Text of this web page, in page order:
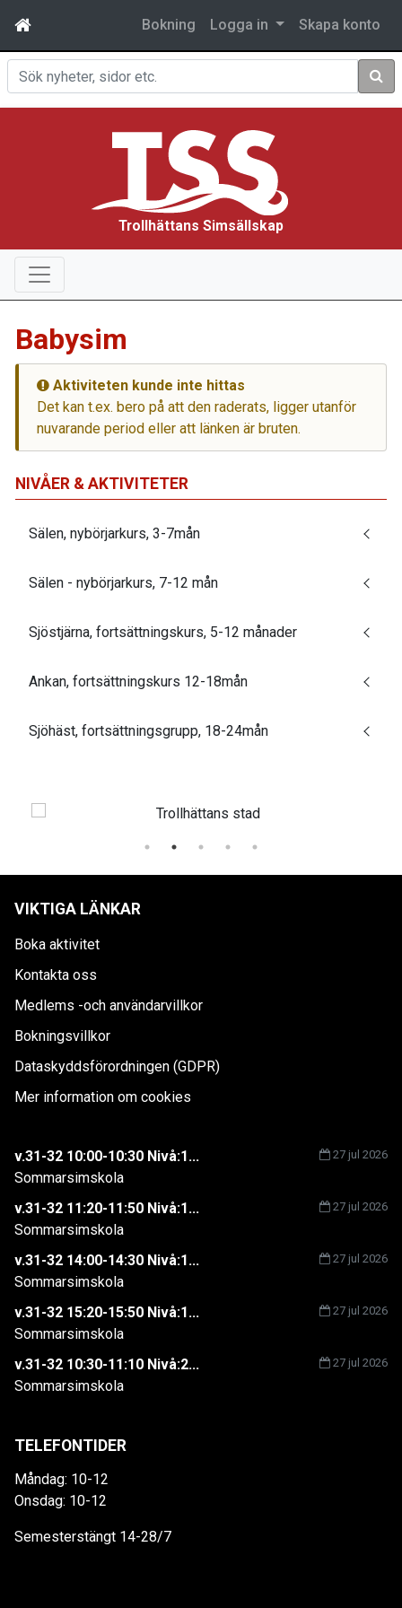
Bokning Logga in Skapa konto
Sök
Trollhättans Simsällskap
Babysim
Aktiviteten kunde inte hittas
Det kan t.ex. bero på att den raderats, ligger utanför
nuvarande period eller att länken är bruten.
NIVÅER & AKTIVITETER
Sälen, nybörjarkurs, 3-7mån
Sälen - nybörjarkurs, 7-12 mån
Sjöstjärna, fortsättningskurs, 5-12 månader
Ankan, fortsättningskurs 12-18mån
Sjöhäst, fortsättningsgrupp, 18-24mån
VIKTIGA LÄNKAR
Boka aktivitet
Kontakta oss
Medlems -och användarvillkor
Bokningsvillkor
Dataskyddsförordningen (GDPR)
Mer information om cookies
v.31-32 10:00-10:30 Nivå:1... 27 jul 2026
Sommarsimskola
v.31-32 11:20-11:50 Nivå:1...
27 jul 2026
Sommarsimskola
v.31-32 14:00-14:30 Nivå:1...
27 jul 2026
Sommarsimskola
v.31-32 15:20-15:50 Nivå:1...
27 jul 2026
Sommarsimskola
v.31-32 10:30-11:10 Nivå:2...
27 jul 2026
Sommarsimskola
TELEFONTIDER
Måndag: 10-12
Onsdag: 10-12
Semesterstängt 14-28/7